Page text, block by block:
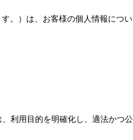
。）は、お客様の個人情報につ
利用目的を明確化し、適法かつ